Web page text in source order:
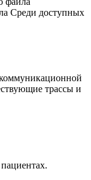
Среди доступных
трассы и